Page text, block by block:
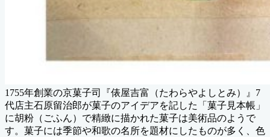
1755年創業の京菓子司『俵屋吉富（たわらやよしとみ）』7
代店主石原留治郎が菓子のアイデアを記した「菓子見本帳」
に胡粉（ごふん）で精緻に描かれた菓子は美術品のようで
す。菓子には季節や和歌の名所を題材にしたものが多く、色